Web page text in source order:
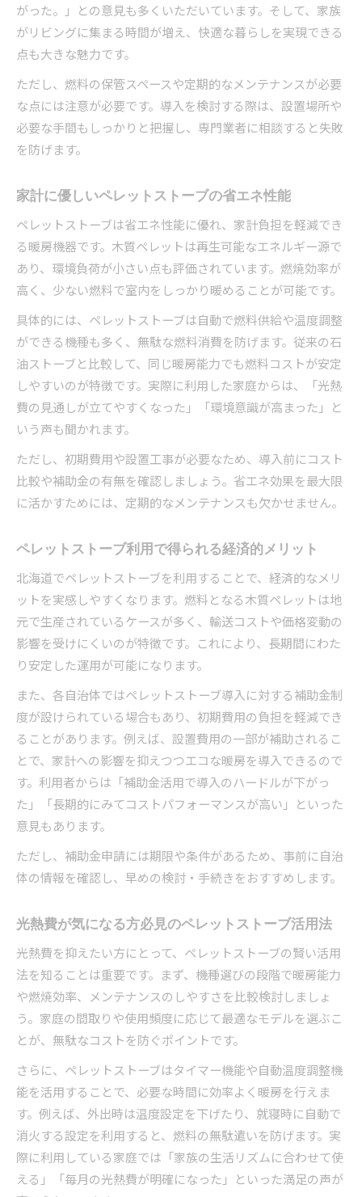
がった。」との意見も多くいただいています。そして、家族
がリビングに集まる時間が増え、快適な暮らしを実現できる
点も大きな魅力です。
ただし、燃料の保管スペースや定期的なメンテナンスが必要
な点には注意が必要です。導入を検討する際は、設置場所や
必要な手間もしっかりと把握し、専門業者に相談すると失敗
を防げます。
家計に優しいペレットストーブの省エネ性能
ペレットストーブは省エネ性能に優れ、家計負担を軽減でき
る暖房機器です。木質ペレットは再生可能なエネルギー源で
あり、環境負荷が小さい点も評価されています。燃焼効率が
高く、少ない燃料で室内をしっかり暖めることが可能です。
具体的には、ペレットストーブは自動で燃料供給や温度調整
ができる機種も多く、無駄な燃料消費を防げます。従来の石
油ストーブと比較して、同じ暖房能力でも燃料コストが安定
しやすいのが特徴です。実際に利用した家庭からは、「光熱
費の見通しが立てやすくなった」「環境意識が高まった」と
いう声も聞かれます。
ただし、初期費用や設置工事が必要なため、導入前にコスト
比較や補助金の有無を確認しましょう。省エネ効果を最大限
に活かすためには、定期的なメンテナンスも欠かせません。
ペレットストーブ利用で得られる経済的メリット
北海道でペレットストーブを利用することで、経済的なメリ
ットを実感しやすくなります。燃料となる木質ペレットは地
元で生産されているケースが多く、輸送コストや価格変動の
影響を受けにくいのが特徴です。これにより、長期間にわた
り安定した運用が可能になります。
また、各自治体ではペレットストーブ導入に対する補助金制
度が設けられている場合もあり、初期費用の負担を軽減でき
ることがあります。例えば、設置費用の一部が補助されるこ
とで、家計への影響を抑えつつエコな暖房を導入できるので
す。利用者からは「補助金活用で導入のハードルが下がっ
た」「長期的にみてコストパフォーマンスが高い」といった
意見もあります。
ただし、補助金申請には期限や条件があるため、事前に自治
体の情報を確認し、早めの検討・手続きをおすすめします。
光熱費が気になる方必見のペレットストーブ活用法
光熱費を抑えたい方にとって、ペレットストーブの賢い活用
法を知ることは重要です。まず、機種選びの段階で暖房能力
や燃焼効率、メンテナンスのしやすさを比較検討しましょ
う。家庭の間取りや使用頻度に応じて最適なモデルを選ぶこ
とが、無駄なコストを防ぐポイントです。
さらに、ペレットストーブはタイマー機能や自動温度調整機
能を活用することで、必要な時間に効率よく暖房を行えま
す。例えば、外出時は温度設定を下げたり、就寝時に自動で
消火する設定を利用すると、燃料の無駄遣いを防げます。実
際に利用している家庭では「家族の生活リズムに合わせて使
える」「毎月の光熱費が明確になった」といった満足の声が